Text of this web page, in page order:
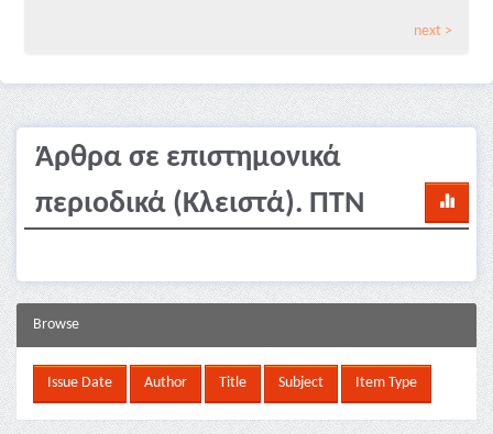
next >
Άρθρα σε επιστημονικά
περιοδικά (Κλειστά). ΠΤΝ
Browse